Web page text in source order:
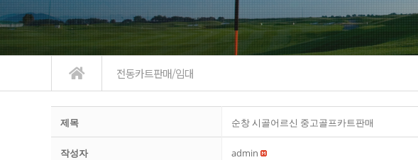
전동카트판매/임대
제목 순창 시골어르신 중고골프카트판매
작성자 admin